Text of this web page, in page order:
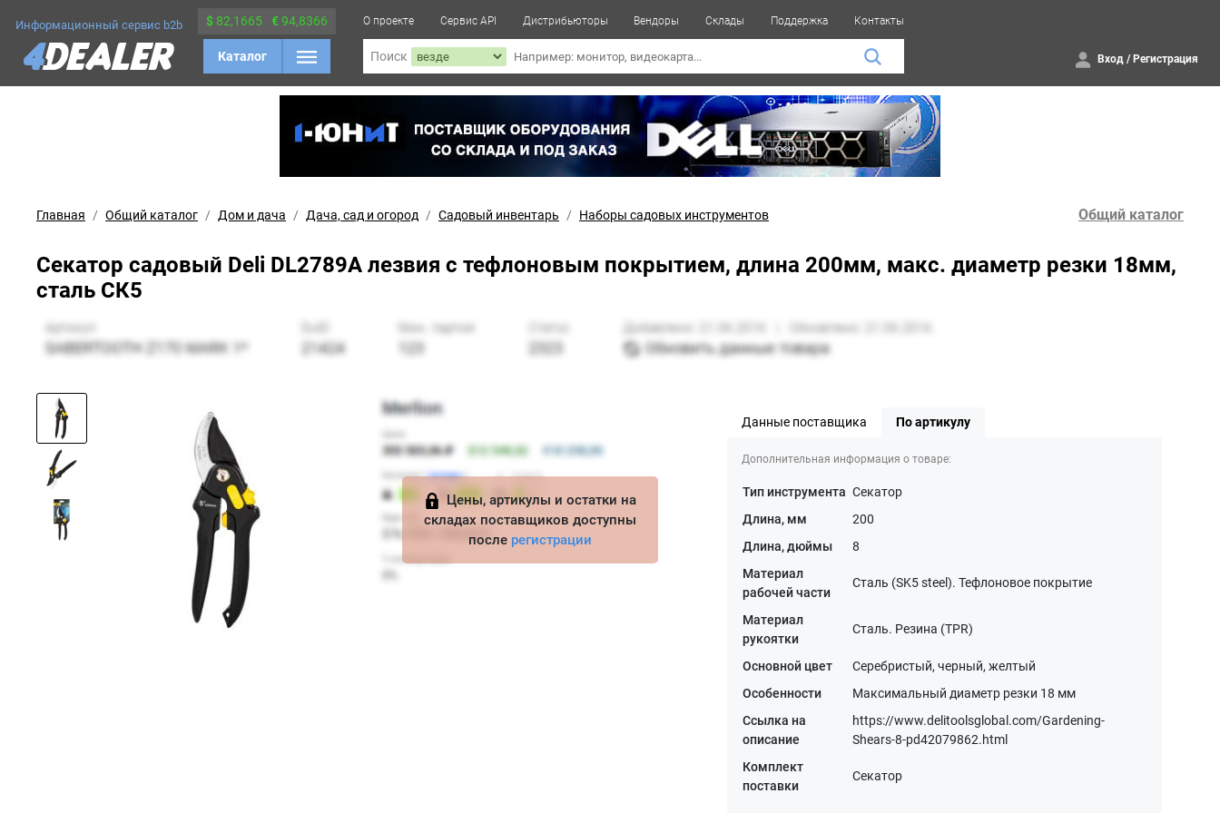
Информационный сервис b2b $ 82,1665 €94,8366
Каталог
О проекте Сервис API Дистрибьюторы Вендоры Склады Поддержка Контакты
Поиск Вход / Регистрация
Главная Общий каталог Дом и дача Дача, сад и огород Садовый инвентарь Наборы садовых инструментов Общий каталог
Секатор садовый Deli DL2789A лезвия с тефлоновым покрытием, длина 200мм, макс. диаметр резки 18мм,
сталь СК5
Цены, артикулы и остатки на
складах поставщиков доступны
после регистрации
Данные поставщика По артикулу
Дополнительная информация о товаре:
Тип инструмента Секатор
Длина, мм
200
Длина, дюймы
8
Материал
рабочей части
Сталь (SK5 steel). Тефлоновое покрытие
Материал
рукоятки
Сталь. Резина (TPR)
Основной цвет
Серебристый, черный, желтый
Особенности
Максимальный диаметр резки 18 мм
Ссылка на
описание
https://www.delitoolsglobal.com/Gardening-
Shears-8-pd42079862.html
Комплект
поставки
Секатор